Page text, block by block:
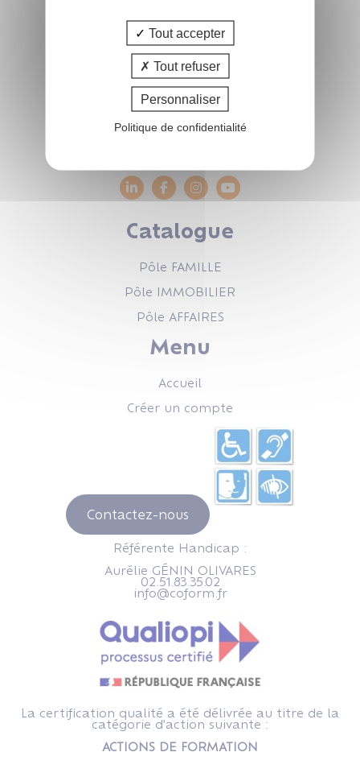
COform
47 rue de Leinster
44240 LA CHAPELLE-SUR-ERDRE
02.51.83.35.02
Catalogue
Pôle FAMILLE
Pôle IMMOBILIER
Pôle AFFAIRES
Menu
Accueil
Créer un compte
Contactez-nous
Référente Handicap :
Aurélie GÉNIN OLIVARES
02.51.83.35.02
info@coform.fr
La certification qualité a été délivrée au titre de la
catégorie d'action suivante :
ACTIONS DE FORMATION
Tout accepter
Tout refuser
Personnaliser
Politique de confidentialité